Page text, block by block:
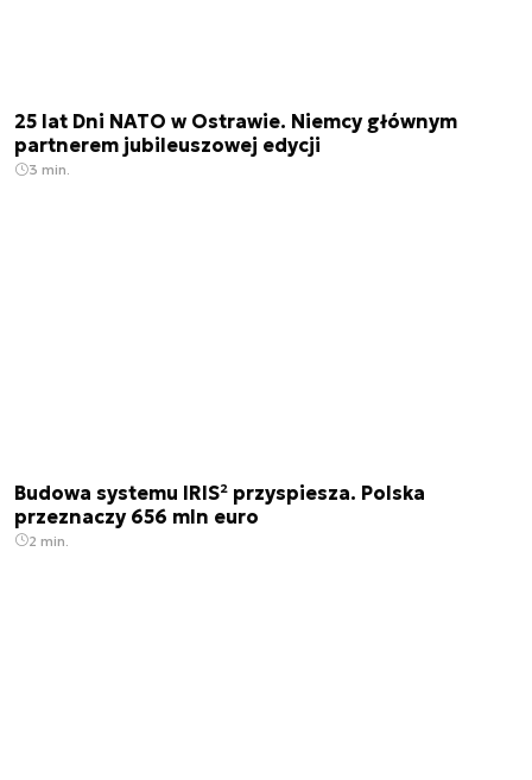
25 lat Dni NATO w Ostrawie. Niemcy głównym
partnerem jubileuszowej edycji
3 min.
Budowa systemu IRIS² przyspiesza. Polska
przeznaczy 656 mln euro
2 min.